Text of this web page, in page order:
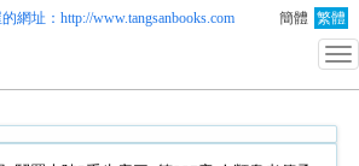
的網址：http://www.tangsanbooks.com 簡體 繁體